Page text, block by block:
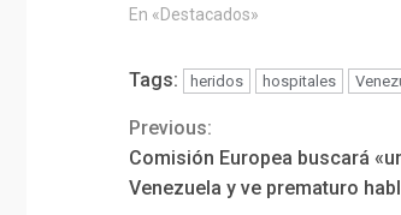
En «Destacados»
Tags: heridos hospitales
Continue
Reading
Previous:
Comisión Europea buscará
Venezuela y ve prematuro